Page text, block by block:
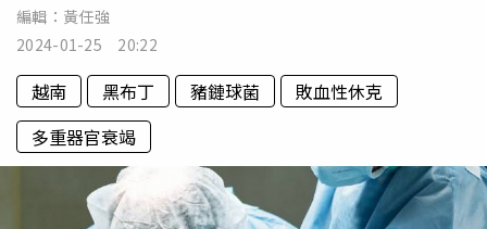
編輯： 黃任強
2024-01-25 20:22
越南 黑布丁 豬鏈球菌
敗血性休克
多重器官衰竭